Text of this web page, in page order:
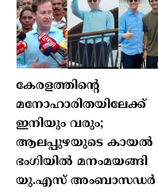
കേരളത്തിന്റെ
മനോഹാരിതയിലേക്ക്
ഇനിയും വരും;
ആലപ്പുഴയുടെ കായൽ
ഭംഗിയിൽ മനംമയങ്ങി
യു.എസ് അംബാസഡർ